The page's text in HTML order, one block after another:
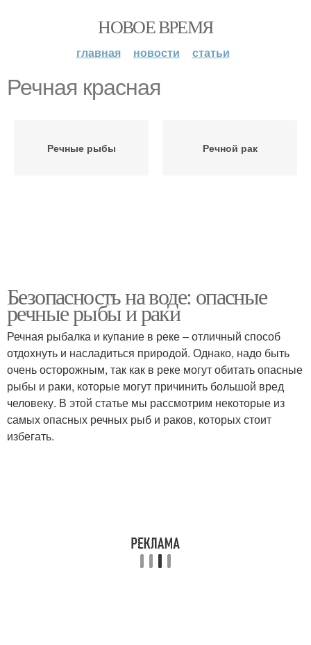
НОВОЕ ВРЕМЯ
главная новости статьи
Речная красная
Речные рыбы Речной рак
Безопасность на воде: опасные
речные рыбы и раки
Речная рыбалка и купание в реке – отличный способ
отдохнуть и насладиться природой. Однако, надо быть
очень осторожным, так как в реке могут обитать опасные
рыбы и раки, которые могут причинить большой вред
человеку. В этой статье мы рассмотрим некоторые из
самых опасных речных рыб и раков, которых стоит
избегать.